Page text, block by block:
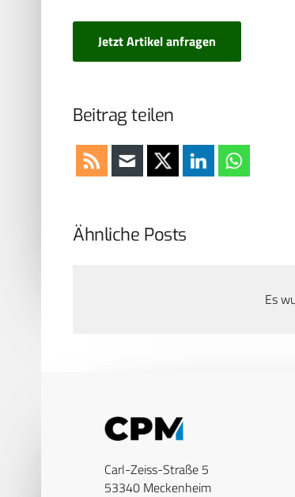
Jetzt Artikel anfragen
Beitrag teilen
Ähnliche Posts
Es
Carl-Zeiss-Straße 5
53340 Meckenheim